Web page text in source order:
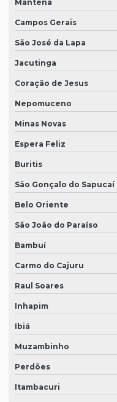
Mantena
Campos Gerais
São José da Lapa
Jacutinga
Coração de Jesus
Nepomuceno
Minas Novas
Espera Feliz
Buritis
São Gonçalo do Sapucaí
Belo Oriente
São João do Paraíso
Bambuí
Carmo do Cajuru
Raul Soares
Inhapim
Ibiá
Muzambinho
Perdões
Itambacuri